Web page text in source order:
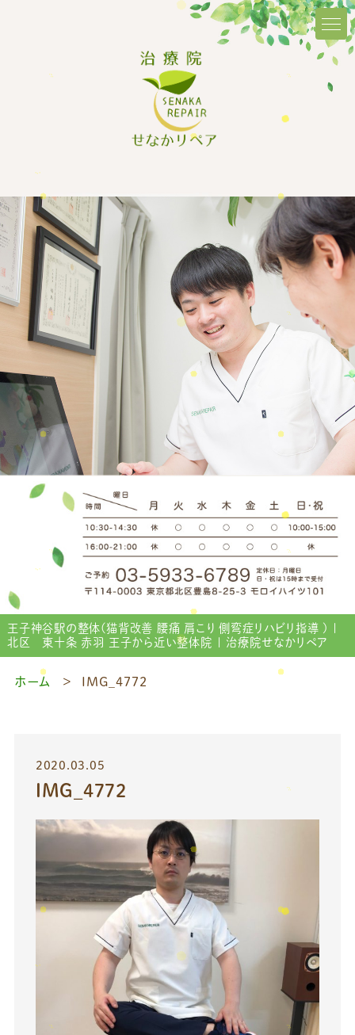
王子神谷駅の整体(猫背改善 腰痛 肩こり 側弯症リハビリ指導 ) |
北区 東十条 赤羽 王子から近い整体院 | 治療院せなかリペア
ホーム IMG_4772
2020.03.05
IMG_4772